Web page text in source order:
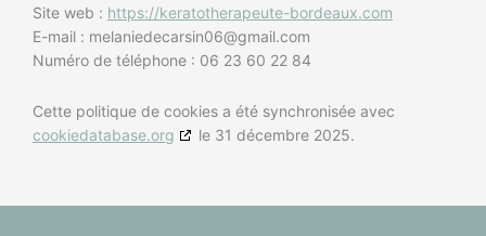
Site web : https://keratotherapeute-bordeaux.com
E-mail : melaniedecarsin06@gmail.com
Numéro de téléphone : 06 23 60 22 84
Cette politique de cookies a été synchronisée avec
cookiedatabase.org
le 31 décembre 2025.